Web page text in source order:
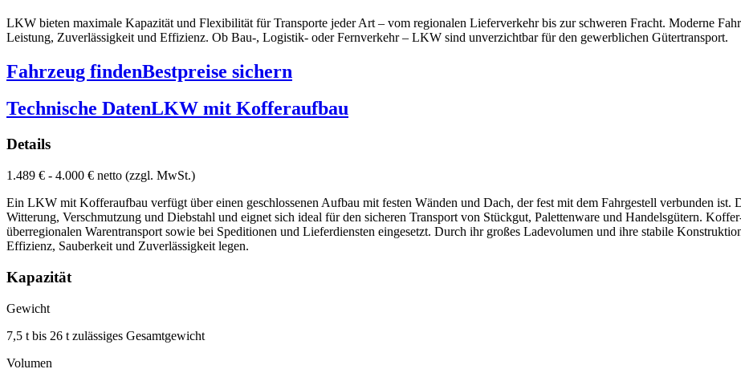
LKW bieten maximale Kapazität und Flexibilität für Transporte jeder Art – vom regionalen Lieferverkehr bis zur schweren Fracht. Moderne
Leistung, Zuverlässigkeit und Effizienz. Ob Bau-, Logistik- oder Fernverkehr – LKW sind unverzichtbar für den gewerblichen Gütertransport.
Fahrzeug findenBestpreise sichern
Technische DatenLKW mit Kofferaufbau
Details
1.489 € - 4.000 € netto (zzgl. MwSt.)
Ein LKW mit Kofferaufbau verfügt über einen geschlossenen Aufbau mit festen Wänden und Dach, der fest mit dem Fahrgestell verbunden
Witterung, Verschmutzung und Diebstahl und eignet sich ideal für den sicheren Transport von Stückgut, Palettenware und Handelsgütern.
überregionalen Warentransport sowie bei Speditionen und Lieferdiensten eingesetzt. Durch ihr großes Ladevolumen und ihre stabile
Effizienz, Sauberkeit und Zuverlässigkeit legen.
Kapazität
Gewicht
7,5 t bis 26 t zulässiges Gesamtgewicht
Volumen